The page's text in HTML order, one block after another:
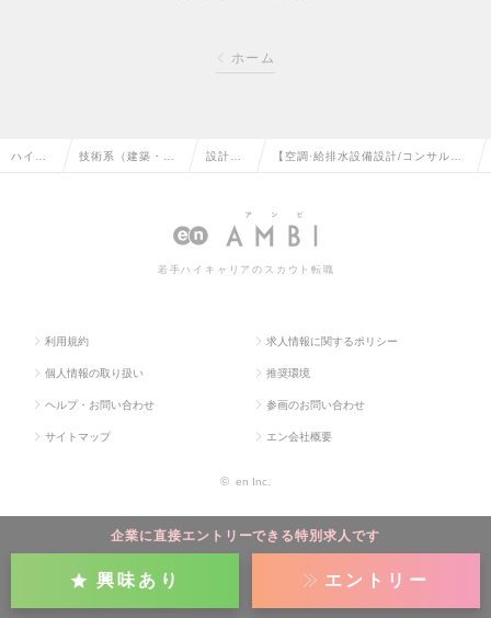
ホーム
企業に直接エントリーできる特別求人です
興味あり エントリー
ハイク 技術系（建築・設 設計
備）の
【空調·給排水設備設計/コンサル】
休127日の求人情報
若手ハイキャリアのスカウト転職
利用規約 求人情報に関するポリシー
個人情報の取り扱い 推奨環境
ヘルプ・お問い合わせ 参画のお問い合わせ
サイトマップ エン会社概要
© en Inc.